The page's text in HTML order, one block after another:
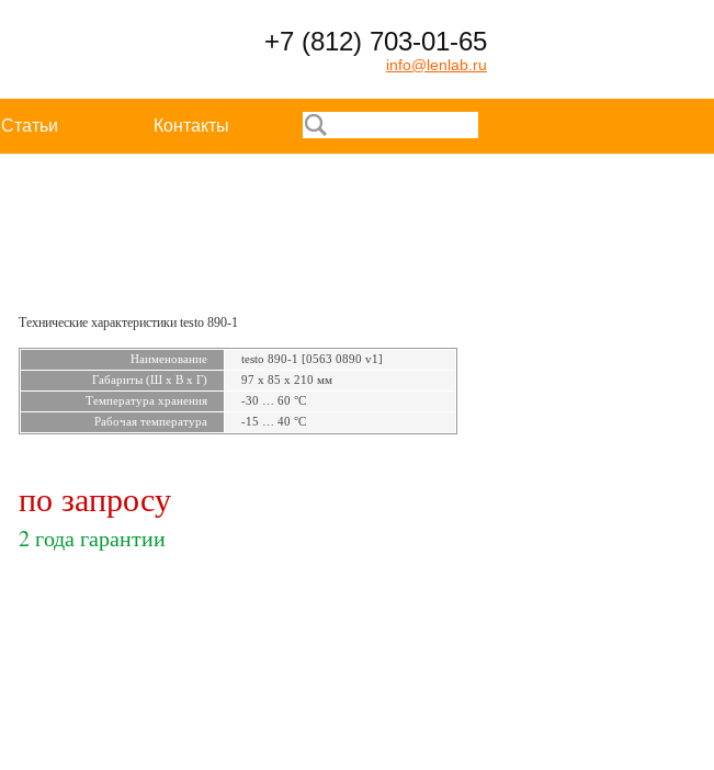
+7 (812) 703-01-65
info@lenlab.ru
Статьи Контакты
Технические характеристики testo 890-1
Наименование
testo 890-1 [0563 0890 v1]
Габариты (Ш х В х Г)
97 x 85 x 210 мм
Температура хранения
-30 … 60 °C
Рабочая температура
-15 … 40 °C
по запросу
2 года гарантии